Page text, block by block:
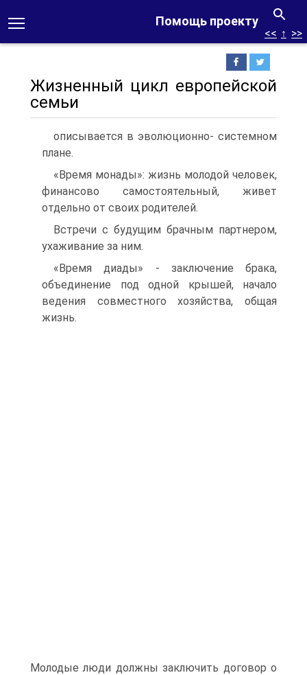
Помощь проекту
<< ↑ >>
Жизненный цикл европейской
семьи
описывается в эволюционно- системном
плане.
«Время монады»: жизнь молодой человек,
финансово самостоятельный, живет
отдельно от своих родителей.
Встречи с будущим брачным партнером,
ухаживание за ним.
«Время диады» - заключение брака,
объединение под одной крышей, начало
ведения совместного хозяйства, общая
жизнь.
Молодые люди должны заключить договор о